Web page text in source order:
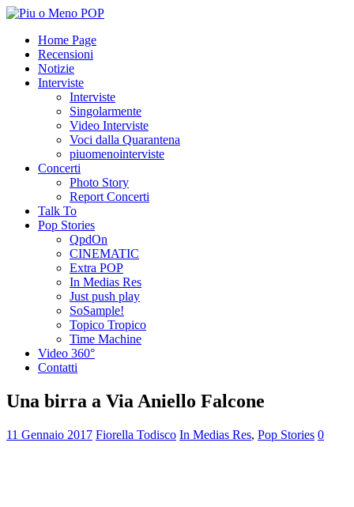
Home Page
Recensioni
Notizie
Interviste
Interviste
Singolarmente
Video Interviste
Voci dalla Quarantena
piuomenointerviste
Concerti
Photo Story
Report Concerti
Talk To
Pop Stories
QpdOn
CINEMATIC
Extra POP
In Medias Res
Just push play
SoSample!
Topico Tropico
Time Machine
Video 360°
Contatti
Una birra a Via Aniello Falcone
11 Gennaio 2017 Fiorella Todisco In Medias Res, Pop Stories 0